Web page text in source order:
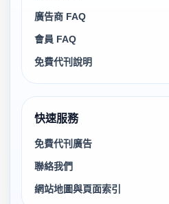
廣告商 FAQ
會員 FAQ
免費代刊說明
快速服務
免費代刊廣告
聯絡我們
網站地圖與頁面索引